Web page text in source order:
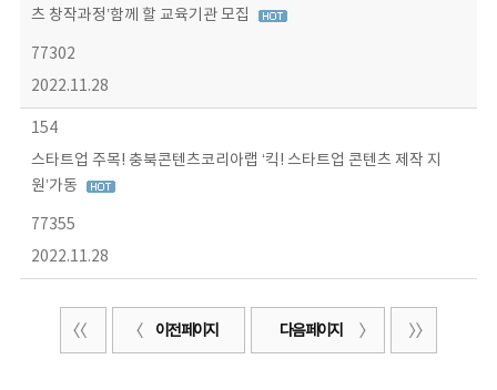
츠 창작과정’함께 할 교육기관 모집
77302
2022.11.28
154
스타트업 주목! 충북콘텐츠코리아랩 ‘킥! 스타트업 콘텐츠 제작 지
원’가동
77355
2022.11.28
이전 페이지 다음 페이지